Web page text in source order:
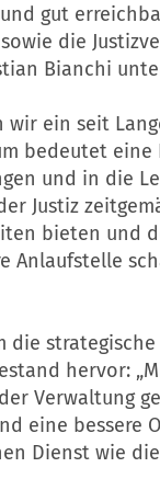
gut
die
Bianchi
wir ein seit
bedeutet
und in die
Justiz
bieten und
Anlaufstelle
die
hervor:
Verwaltung
eine bessere
Dienst wie die